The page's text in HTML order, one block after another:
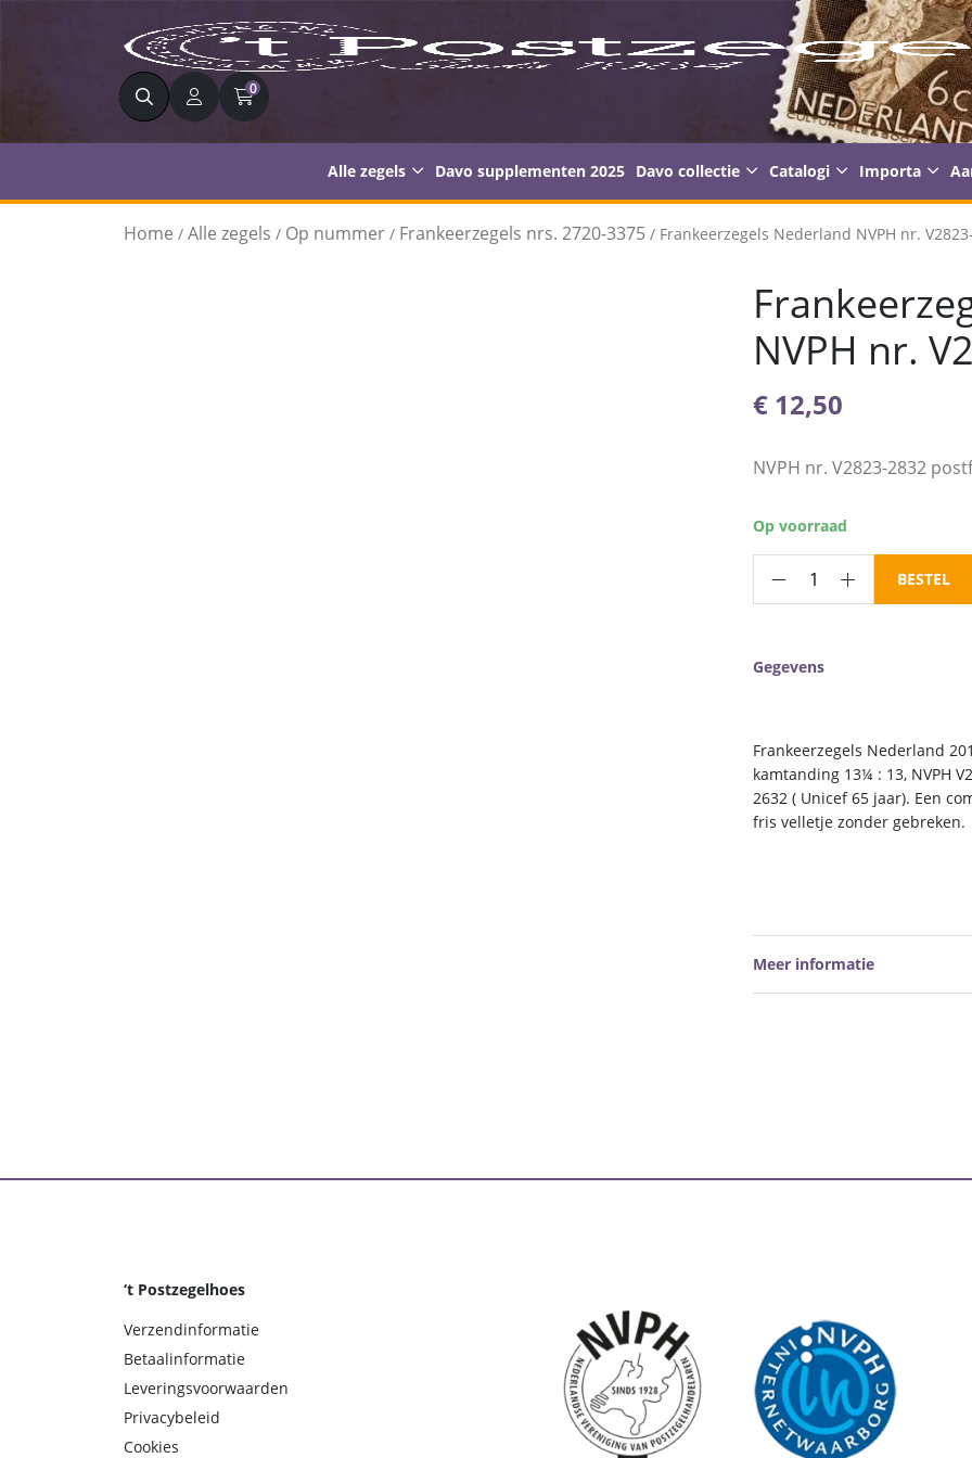
Zoeken 0
Alle zegels Davo supplementen 2025 Davo collectie Catalogi Importa
Home / Alle zegels / Op nummer / Frankeerzegels nrs. 2720-3375 / Frankeerzegels Nederland NVPH nr.
NVPH nr.
€ 12,50
NVPH nr. V2823-2832
Op voorraad
Frankeerzegels
Nederland
aantal
BESTEL
Gegevens
Frankeerzegels Nederland
kamtanding 13¼ : 13, NVPH
2632 ( Unicef 65 jaar). Een
fris velletje zonder gebreken.
Meer informatie
‘t Postzegelhoes
Verzendinformatie
Betaalinformatie
Leveringsvoorwaarden
Privacybeleid
Cookies